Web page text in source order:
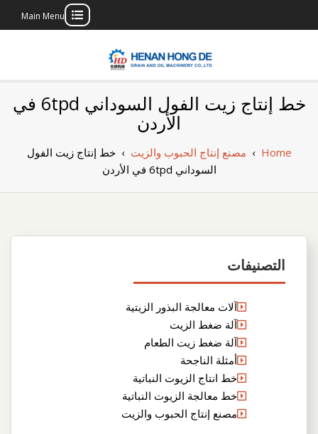
Main Menu
بناء مصنع إنتاج
الزيوت النباتية
الخاص بك
خط إنتاج زيت الفول السوداني 6tpd في
الأردن
Home
› مصنع إنتاج الحبوب والزيت ›خط إنتاج زيت الفول
السوداني 6tpd في الأردن
التصنيفات
آلات معالجة البذور الزيتية
آلة ضغط الزيت
آلة ضغط زيت الطعام
أمثلة الناجحة
خط انتاج الزيوت النباتية
خط معالجة الزيوت النباتية
مصنع إنتاج الحبوب والزيت